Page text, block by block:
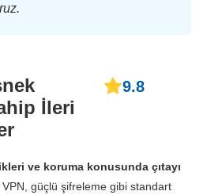
İleri
9.8
ve koruma konusunda çıtayı
VPN, güçlü şifreleme gibi standart